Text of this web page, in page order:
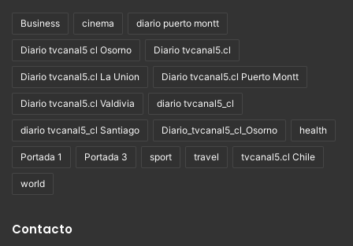
Business cinema diario puerto montt
Diario tvcanal5 cl Osorno Diario tvcanal5.cl
Diario tvcanal5.cl La Union Diario tvcanal5.cl Puerto Montt
Diario tvcanal5.cl Valdivia diario tvcanal5_cl
diario tvcanal5_cl Santiago Diario_tvcanal5_cl_Osorno health
Portada 1 Portada 3 sport travel tvcanal5.cl Chile
world
Contacto